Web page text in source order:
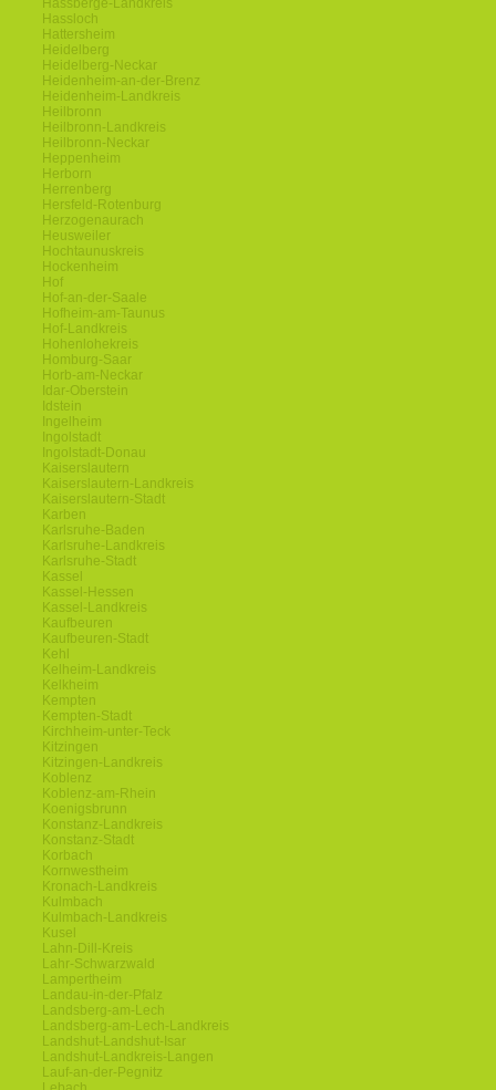
Hassberge-Landkreis
Hassloch
Hattersheim
Heidelberg
Heidelberg-Neckar
Heidenheim-an-der-Brenz
Heidenheim-Landkreis
Heilbronn
Heilbronn-Landkreis
Heilbronn-Neckar
Heppenheim
Herborn
Herrenberg
Hersfeld-Rotenburg
Herzogenaurach
Heusweiler
Hochtaunuskreis
Hockenheim
Hof
Hof-an-der-Saale
Hofheim-am-Taunus
Hof-Landkreis
Hohenlohekreis
Homburg-Saar
Horb-am-Neckar
Idar-Oberstein
Idstein
Ingelheim
Ingolstadt
Ingolstadt-Donau
Kaiserslautern
Kaiserslautern-Landkreis
Kaiserslautern-Stadt
Karben
Karlsruhe-Baden
Karlsruhe-Landkreis
Karlsruhe-Stadt
Kassel
Kassel-Hessen
Kassel-Landkreis
Kaufbeuren
Kaufbeuren-Stadt
Kehl
Kelheim-Landkreis
Kelkheim
Kempten
Kempten-Stadt
Kirchheim-unter-Teck
Kitzingen
Kitzingen-Landkreis
Koblenz
Koblenz-am-Rhein
Koenigsbrunn
Konstanz-Landkreis
Konstanz-Stadt
Korbach
Kornwestheim
Kronach-Landkreis
Kulmbach
Kulmbach-Landkreis
Kusel
Lahn-Dill-Kreis
Lahr-Schwarzwald
Lampertheim
Landau-in-der-Pfalz
Landsberg-am-Lech
Landsberg-am-Lech-Landkreis
Landshut-Landshut-Isar
Landshut-Landkreis-Langen
Lauf-an-der-Pegnitz